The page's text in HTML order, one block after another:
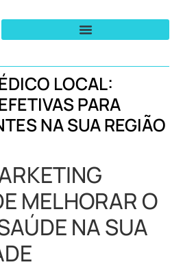
LOCAL:
PARA
NA SUA REGIÃO
MELHORAR O
NA SUA